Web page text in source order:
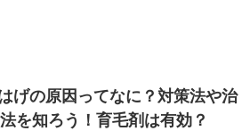
げの原因ってなに？対策法や治
を知ろう！育毛剤は有効？